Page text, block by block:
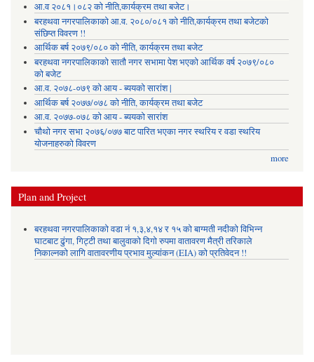
आ.व २०८१।०८२ को नीति,कार्यक्रम तथा बजेट।
बरहथवा नगरपालिकाको आ.व. २०८०/०८१ को नीति,कार्यक्रम तथा बजेटको
संछिप्त विवरण !!
आर्थिक बर्ष २०७९/०८० को नीति, कार्यक्रम तथा बजेट
बरहथवा नगरपालिकाको सातौ नगर सभामा पेश भएको आर्थिक वर्ष २०७९/०८०
को बजेट
आ.व. २०७८-०७९ को आय - ब्ययको सारांश |
आर्थिक बर्ष २०७७/०७८ को नीति, कार्यक्रम तथा बजेट
आ.व. २०७७-०७८ को आय - ब्ययको सारांश
चौथो नगर सभा २०७६/०७७ बाट पारित भएका नगर स्थरिय र वडा स्थरिय
योजनाहरुको विवरण
more
Plan and Project
बरहथवा नगरपालिकाको वडा नं १,३,४,१४ र १५ को बाग्मती नदीको विभिन्न
घाटबाट ढुंगा, गिट्टी तथा बालुवाको दिगो रुपमा वातावरण मैत्री तरिकाले
निकाल्नको लागि वातावरणीय प्रभाव मुल्यांकन (EIA) को प्रतिवेदन !!